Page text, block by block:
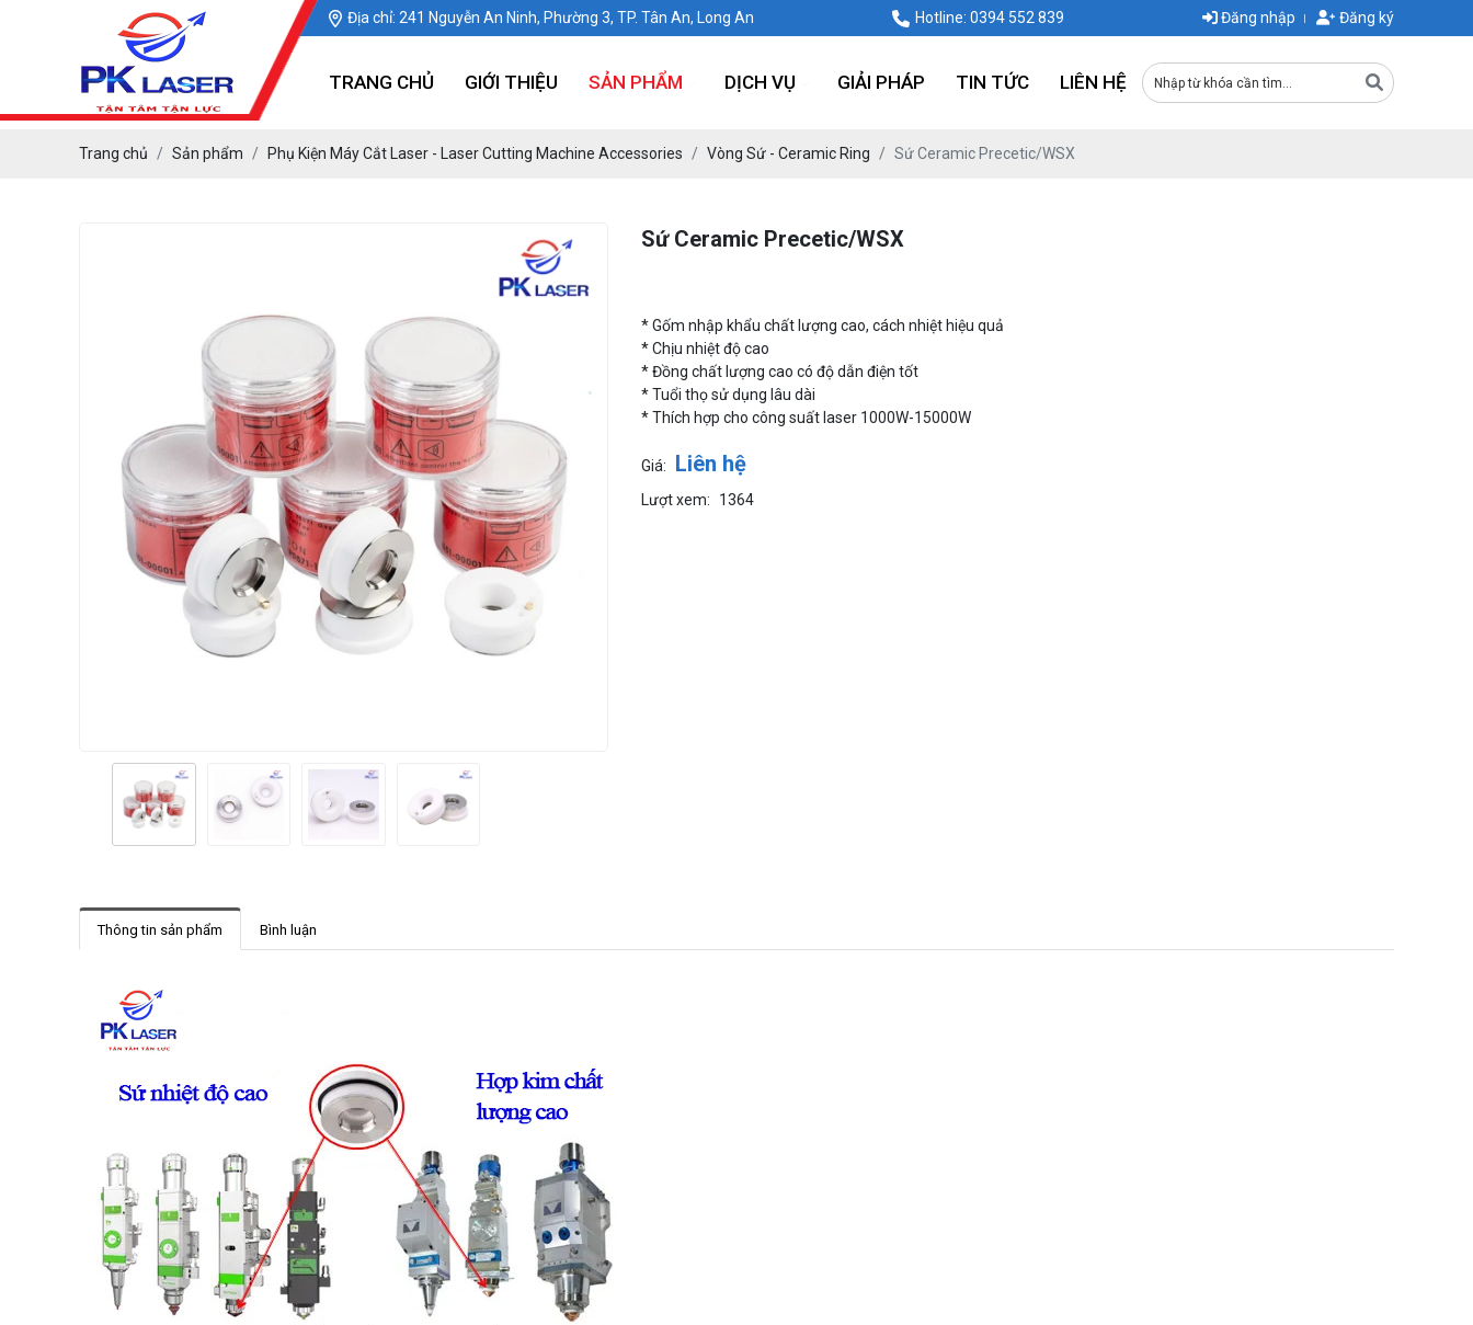
Địa chỉ: 241 Nguyễn An Ninh, Phường 3, TP. Tân An, Long An Hotline: 0394 552 839 Đăng nhập Đăng ký
TRANG CHỦ GIỚI THIỆU SẢN PHẨM DỊCH VỤ GIẢI PHÁP TIN TỨC LIÊN HỆ
Trang chủ Sản phẩm Phụ Kiện Máy Cắt Laser - Laser Cutting Machine Accessories Vòng Sứ - Ceramic Ring Sứ Ceramic Precetic/WSX
Sứ Ceramic Precetic/WSX
* Gốm nhập khẩu chất lượng cao, cách nhiệt hiệu quả
* Chịu nhiệt độ cao
* Đồng chất lượng cao có độ dẫn điện tốt
* Tuổi thọ sử dụng lâu dài
* Thích hợp cho công suất laser 1000W-15000W
Giá: Liên hệ
Lượt xem: 1364
Thông tin sản phẩm Bình luận